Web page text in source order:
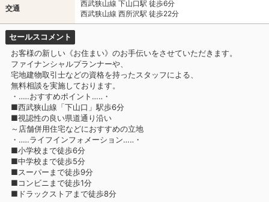
交通
西武狭山線 下山口駅 徒歩6分
西武狭山線 西所沢駅 徒歩22分
セールスコメント
お客様の新しい《お住まい》のお手伝いをさせていただきます。
ファイナンシャルプランナーや、
宅地建物取引士などの資格を持ったスタッフによる、
無料相談を実施しております。
・‥…おすすめポイント…‥・
■西武狭山線「下山口」駅歩6分
■視認性の良い県道通り沿い
～店舗併用住宅などにおすすめの立地
・‥…ライフインフォメーション…‥・
■小学校まで徒歩6分
■中学校まで徒歩5分
■スーパーまで徒歩9分
■コンビニまで徒歩1分
■ドラックストアまで徒歩8分